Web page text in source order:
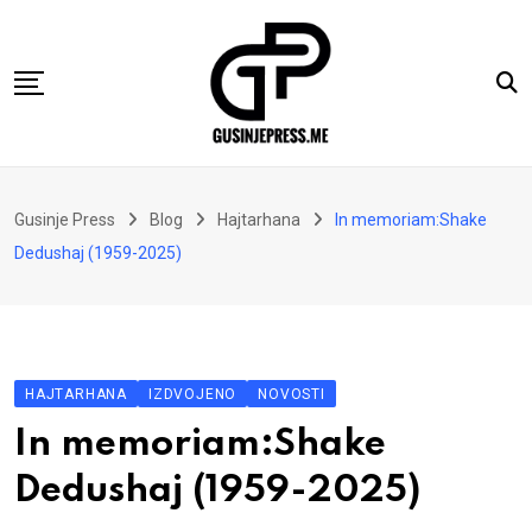
content
Vremeplov
Oglasi
Hajtarhana
Kontakt
Gusinje Press Blog Hajtarhana
In memoriam:Shake
Dedushaj (1959-2025)
HAJTARHANA IZDVOJENO NOVOSTI
In memoriam:Shake
Dedushaj (1959-2025)